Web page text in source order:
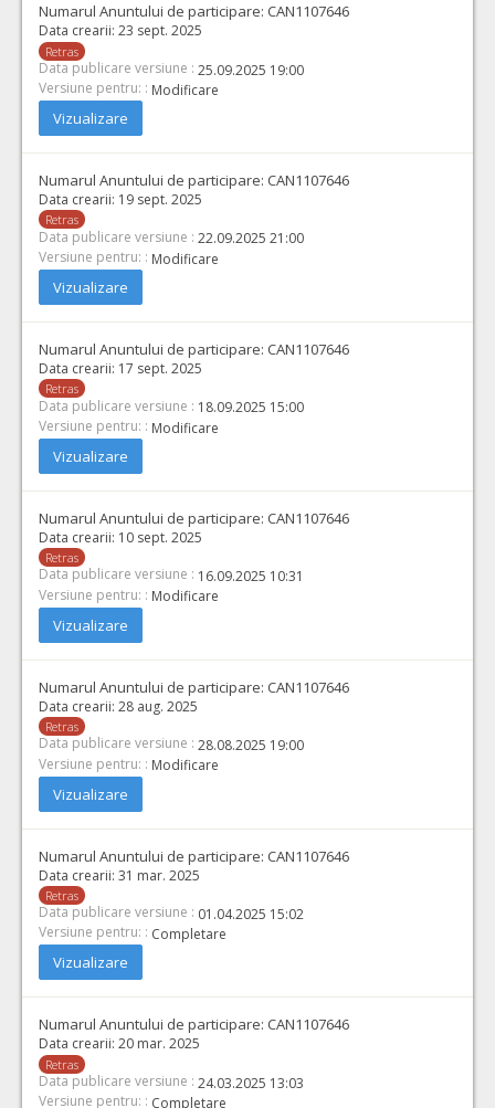
Numarul Anuntului de participare: CAN1107646
Data crearii: 23 sept. 2025
Retras
Data publicare versiune : 25.09.2025 19:00
Versiune pentru: : Modificare
Vizualizare
Numarul Anuntului de participare: CAN1107646
Data crearii: 19 sept. 2025
Retras
Data publicare versiune : 22.09.2025 21:00
Versiune pentru: : Modificare
Vizualizare
Numarul Anuntului de participare: CAN1107646
Data crearii: 17 sept. 2025
Retras
Data publicare versiune : 18.09.2025 15:00
Versiune pentru: : Modificare
Vizualizare
Numarul Anuntului de participare: CAN1107646
Data crearii: 10 sept. 2025
Retras
Data publicare versiune : 16.09.2025 10:31
Versiune pentru: : Modificare
Vizualizare
Numarul Anuntului de participare: CAN1107646
Data crearii: 28 aug. 2025
Retras
Data publicare versiune : 28.08.2025 19:00
Versiune pentru: : Modificare
Vizualizare
Numarul Anuntului de participare: CAN1107646
Data crearii: 31 mar. 2025
Retras
Data publicare versiune : 01.04.2025 15:02
Versiune pentru: : Completare
Vizualizare
Numarul Anuntului de participare: CAN1107646
Data crearii: 20 mar. 2025
Retras
Data publicare versiune : 24.03.2025 13:03
Versiune pentru: : Completare